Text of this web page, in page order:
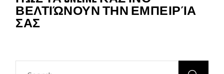
ΒΕΛΤΙΏΝΟΥΝ ΤΗΝ ΕΜΠΕΙΡΊΑ
ΣΑΣ
Search